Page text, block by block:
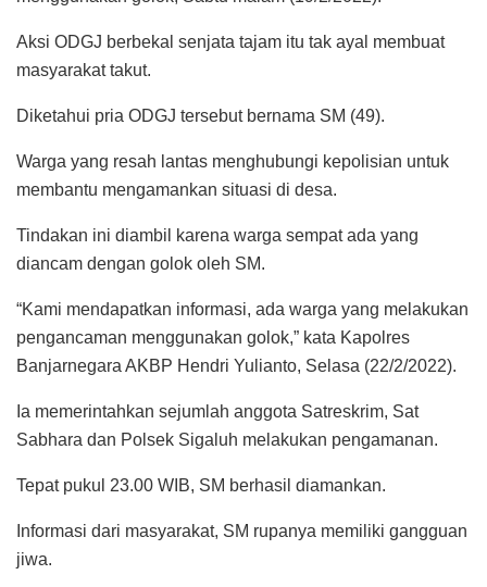
Aksi ODGJ berbekal senjata tajam itu tak ayal membuat
masyarakat takut.
Diketahui pria ODGJ tersebut bernama SM (49).
Warga yang resah lantas menghubungi kepolisian untuk
membantu mengamankan situasi di desa.
Tindakan ini diambil karena warga sempat ada yang
diancam dengan golok oleh SM.
“Kami mendapatkan informasi, ada warga yang melakukan
pengancaman menggunakan golok,” kata Kapolres
Banjarnegara AKBP Hendri Yulianto, Selasa (22/2/2022).
Ia memerintahkan sejumlah anggota Satreskrim, Sat
Sabhara dan Polsek Sigaluh melakukan pengamanan.
Tepat pukul 23.00 WIB, SM berhasil diamankan.
Informasi dari masyarakat, SM rupanya memiliki gangguan
jiwa.